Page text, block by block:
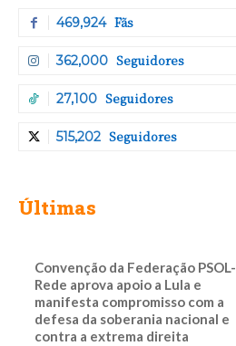
469,924 Fãs
362,000 Seguidores
27,100 Seguidores
515,202 Seguidores
Últimas
Convenção da Federação PSOL-
Rede aprova apoio a Lula e
manifesta compromisso com a
defesa da soberania nacional e
contra a extrema direita